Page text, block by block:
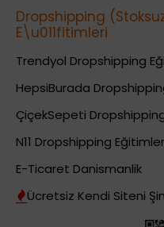
Dropshipping
E\u011fitimleri
Trendyol Dropshipping
HepsiBurada
ÇiçekSepeti
N11 Dropshipping
E-Ticaret Danismanlik
Ücretsiz Kendi Siteni